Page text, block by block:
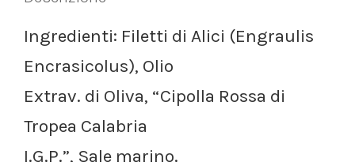
Ingredienti: Filetti di Alici (Engraulis
Encrasicolus), Olio
Extrav. di Oliva, “Cipolla Rossa di
Tropea Calabria
I.G.P.”, Sale marino.